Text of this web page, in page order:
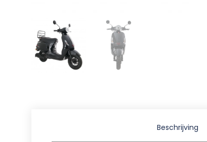
Beschrijving